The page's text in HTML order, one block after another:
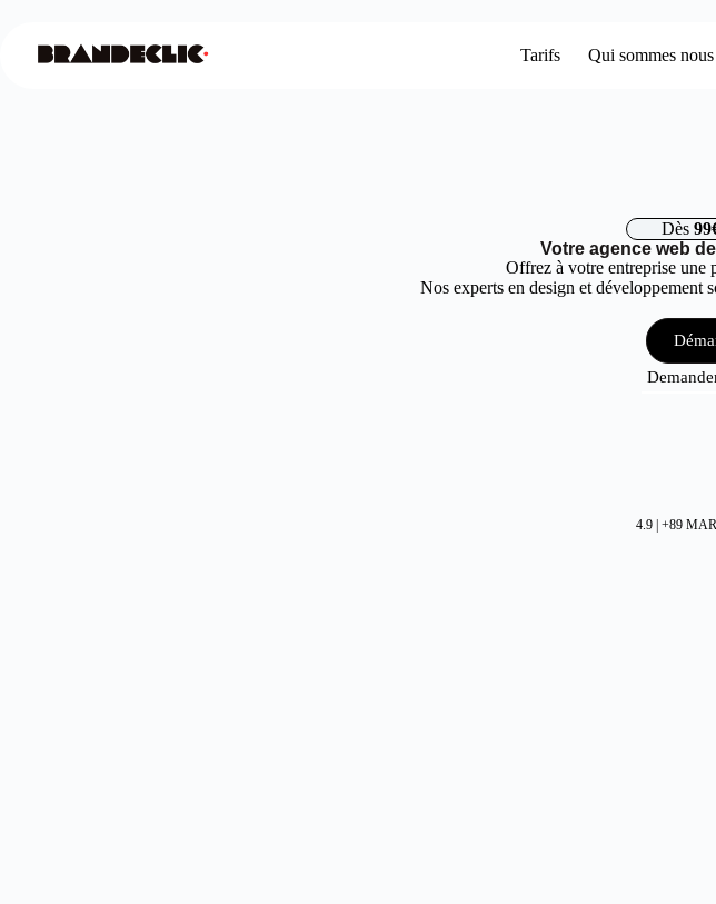
Tarifs Qui sommes
Dès
Votre agence web
Offrez à votre entreprise une
Nos experts en design et développement
4.9 | +89